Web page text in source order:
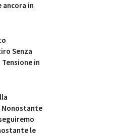
ancora in
Senza
in
le